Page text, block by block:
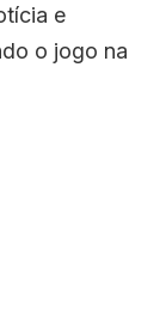
e
o jogo na